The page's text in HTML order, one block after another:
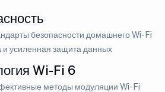
безопасности домашнего Wi-Fi
и усиленная защита данных
Wi-Fi 6
методы модуляции Wi-Fi